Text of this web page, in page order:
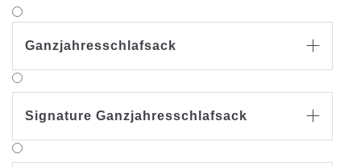
Ganzjahresschlafsack 
Signature Ganzjahresschlafsack 